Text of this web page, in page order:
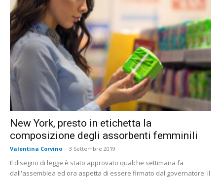
New York, presto in etichetta la
composizione degli assorbenti femminili
Valentina Corvino - 3 Settembre 2019
Il disegno di legge è stato approvato qualche settimana fa
dall'assemblea ed ora aspetta di essere firmato dal governatore: il